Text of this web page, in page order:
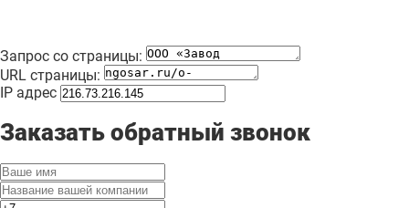
Запрос со страницы:
URL страницы:
IP адрес
Заказать обратный звонок